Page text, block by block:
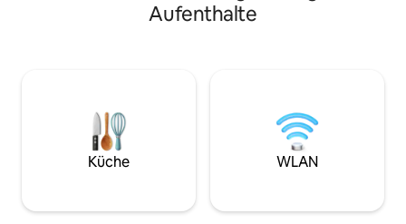
Aufenthalte
Küche WLAN